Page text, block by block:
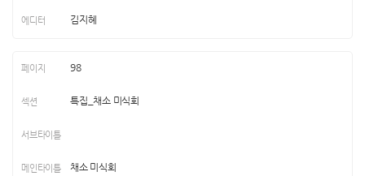
김지혜
98
특집_채소 미식회
채소 미식회